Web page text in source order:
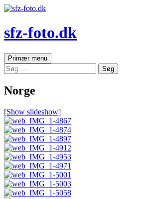
sfz-foto.dk
SøgPrimær menu Hop
til
indhold
Søg
efter:
Norge
[Show slideshow]